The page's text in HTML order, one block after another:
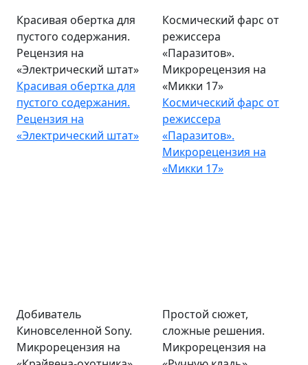
Красивая обертка для
пустого содержания.
Рецензия на
«Электрический штат»
Красивая обертка для
пустого содержания.
Рецензия на
«Электрический штат»
Космический фарс от
режиссера
«Паразитов».
Микрорецензия на
«Микки 17»
Космический фарс от
режиссера
«Паразитов».
Микрорецензия на
«Микки 17»
Добиватель
Киновселенной Sony.
Микрорецензия на
Простой сюжет,
сложные решения.
Микрорецензия на